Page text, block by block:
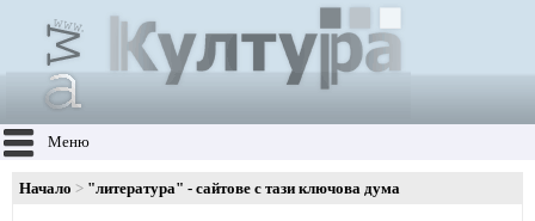
Меню
Начало "литература" - сайтове с тази ключова дума